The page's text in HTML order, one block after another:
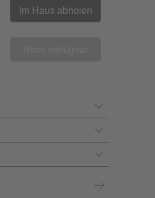
Im Haus abholen